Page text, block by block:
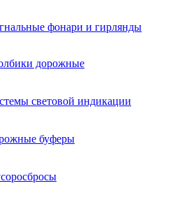
фонари и гирлянды
дорожные
световой индикации
буферы